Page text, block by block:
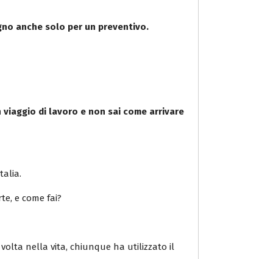
anche solo per un preventivo.
viaggio di lavoro e non sai come arrivare
e come fai?
nella vita, chiunque ha utilizzato il